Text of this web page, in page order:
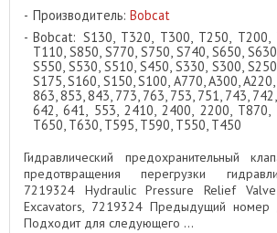
Производитель: Bobcat
Bobcat: S130, T320, T300, T250, T200,
T110, S850, S770, S750, S740, S650,
S550, S530, S510, S450, S330, S300,
S175, S160, S150, S100, A770, A300,
863, 853, 843, 773, 763, 753, 751, 743,
642, 641, 553, 2410, 2400, 2200, T870,
T650, T630, T595, T590, T550, T450
Гидравлический предохранительный
предотвращения перегрузки
7219324 Hydraulic Pressure Relief
Excavators, 7219324 Предыдущий номер
Подходит для следующего ...